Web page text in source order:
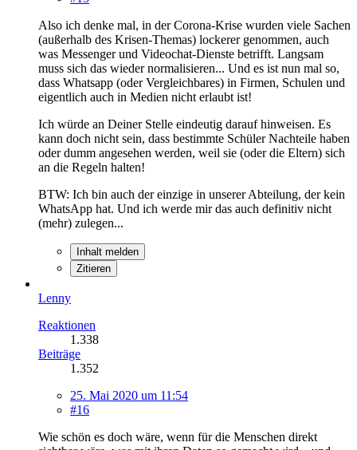
Also ich denke mal, in der Corona-Krise wurden viele Sachen
(außerhalb des Krisen-Themas) lockerer genommen, auch
was Messenger und Videochat-Dienste betrifft. Langsam
muss sich das wieder normalisieren... Und es ist nun mal so,
dass Whatsapp (oder Vergleichbares) in Firmen, Schulen und
eigentlich auch in Medien nicht erlaubt ist!
Ich würde an Deiner Stelle eindeutig darauf hinweisen. Es
kann doch nicht sein, dass bestimmte Schüler Nachteile haben
oder dumm angesehen werden, weil sie (oder die Eltern) sich
an die Regeln halten!
BTW: Ich bin auch der einzige in unserer Abteilung, der kein
WhatsApp hat. Und ich werde mir das auch definitiv nicht
(mehr) zulegen...
Inhalt melden
Zitieren
Lenny
Reaktionen
1.338
Beiträge
1.352
25. Mai 2020 um 11:54
#16
Wie schön es doch wäre, wenn für die Menschen direkt